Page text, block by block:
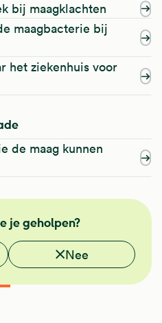
bij maagklachten
maagbacterie bij
het ziekenhuis voor
de maag kunnen
je geholpen?
Nee